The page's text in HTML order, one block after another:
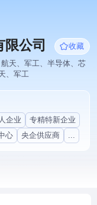
公司
收藏
天、军工、半导体、芯
、军工
企业
专精特新企业
心 央企供应商 ...